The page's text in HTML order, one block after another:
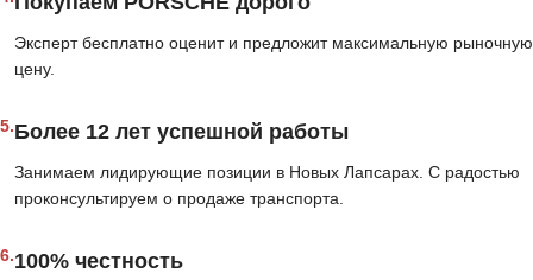
Эксперт бесплатно оценит и предложит максимальную рыночную
цену.
5.Более 12 лет успешной работы
Занимаем лидирующие позиции в Новых Лапсарах. С радостью
проконсультируем о продаже транспорта.
6.100% честность